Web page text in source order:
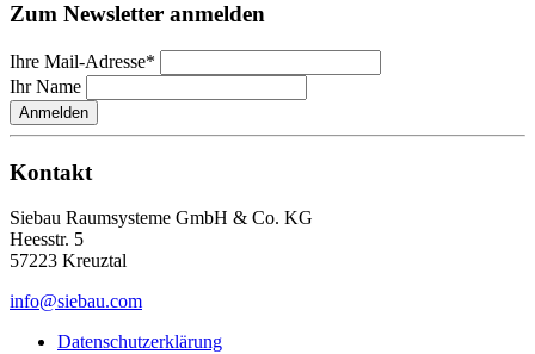
Zum Newsletter anmelden
Ihre Mail-Adresse*
Ihr Name
Anmelden
Kontakt
Siebau Raumsysteme GmbH & Co. KG
Heesstr. 5
57223 Kreuztal
info@siebau.com
Datenschutzerklärung